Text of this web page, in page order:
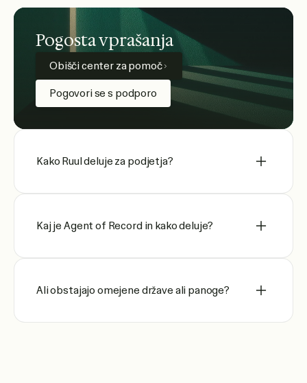
Pogosta vprašanja
Obišči center za pomoč
Pogovori se s podporo
Kako Ruul deluje za podjetja?
Kaj je Agent of Record in kako deluje?
Ali obstajajo omejene države ali panoge?